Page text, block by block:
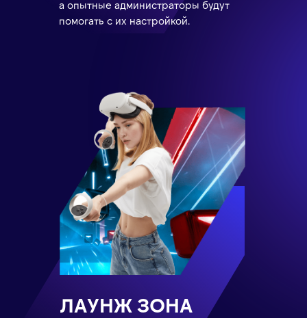
а опытные администраторы будут
помогать с их настройкой.
ЛАУНЖ ЗОНА